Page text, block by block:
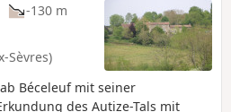
-130 m
Sèvres)
Béceleuf mit seiner
des Autize-Tals mit